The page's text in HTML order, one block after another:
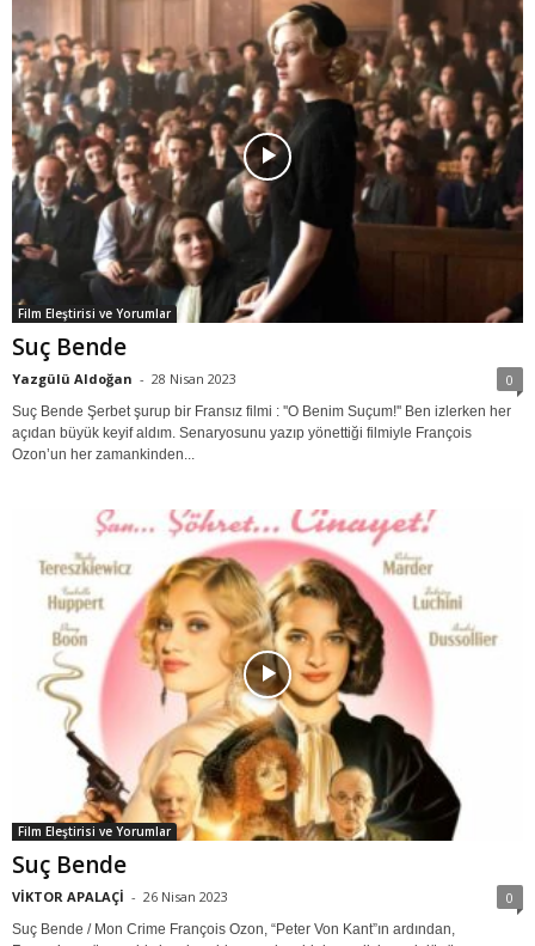
Film Eleştirisi ve Yorumlar
Suç Bende
Yazgülü Aldoğan - 28 Nisan 2023 0
Suç Bende Şerbet şurup bir Fransız filmi : ''O Benim Suçum!'' Ben izlerken her
açıdan büyük keyif aldım. Senaryosunu yazıp yönettiği filmiyle François
Ozon’un her zamankinden...
Film Eleştirisi ve Yorumlar
Suç Bende
VİKTOR APALAÇİ - 26 Nisan 2023 0
Suç Bende / Mon Crime François Ozon, “Peter Von Kant”ın ardından,